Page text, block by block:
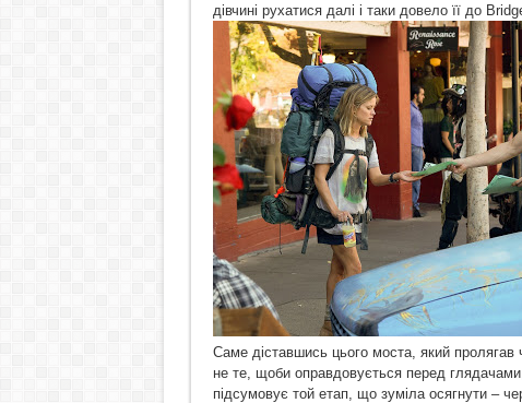
дівчині рухатися далі і таки довело її до
Саме діставшись цього моста, який пролягав
не те, щоби оправдовується перед
підсумовує той етап, що зуміла осягнути –